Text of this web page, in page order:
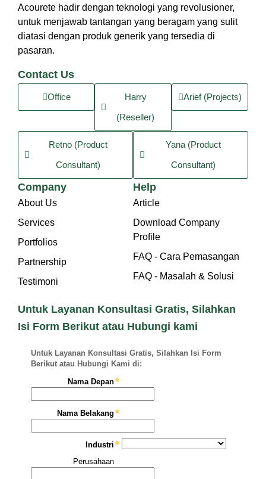
Acourete hadir dengan teknologi yang revolusioner,
untuk menjawab tantangan yang beragam yang sulit
diatasi dengan produk generik yang tersedia di
pasaran.
Contact Us
Office
Harry
(Reseller)
Arief (Projects)
Retno (Product
Consultant)
Yana (Product
Consultant)
Company
About Us
Services
Portfolios
Partnership
Testimoni
Help
Article
Download Company
Profile
FAQ - Cara Pemasangan
FAQ - Masalah & Solusi
Untuk Layanan Konsultasi Gratis, Silahkan
Isi Form Berikut atau Hubungi kami